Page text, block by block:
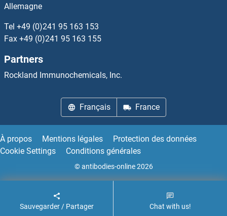
GLP1R Kits ELISA
GLP2R Kits ELISA
GLRa2 Kits ELISA
GLRX5 Kits ELISA
GLT25D2 Kits ELISA
GLTP Kits ELISA
Allemagne
Tel +49 (0)241 95 163 153
Fax +49 (0)241 95 163 155
Partners
Rockland Immunochemicals, Inc.
Français France
À propos Mentions légales
Protection des données
Cookie Settings
Conditions générales
© antibodies-online 2026
Sauvegarder / Partager Chat with us!